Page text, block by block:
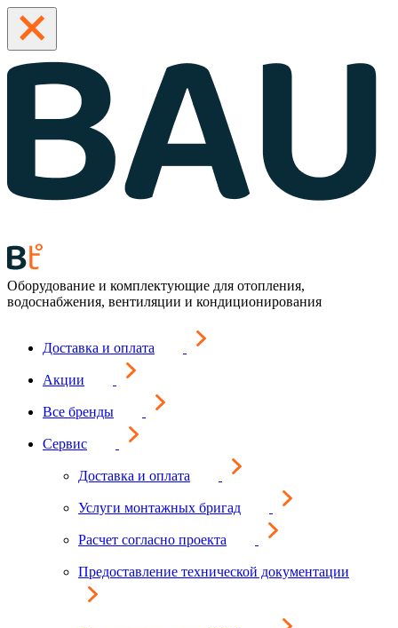
Оборудование и комплектующие для отопления,
водоснабжения, вентиляции и кондиционирования
Доставка и оплата
Акции
Все бренды
Сервис
Доставка и оплата
Услуги монтажных бригад
Расчет согласно проекта
Предоставление технической документации